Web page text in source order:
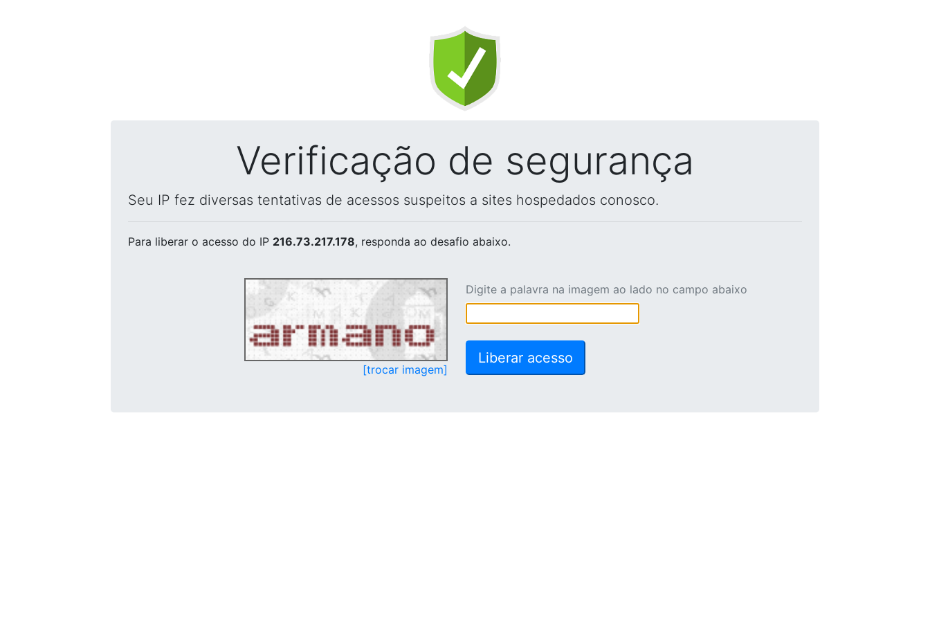
Verificação de segurança
Seu IP fez diversas tentativas de acessos suspeitos a sites hospedados conosco.
Para liberar o acesso do IP 216.73.217.178, responda ao desafio abaixo.
[trocar imagem]
Digite a palavra na imagem ao lado no campo abaixo